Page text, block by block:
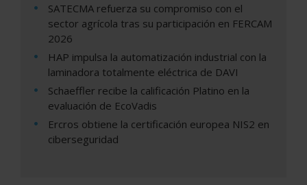
SATECMA refuerza su compromiso con el
sector agrícola tras su participación en FERCAM
2026
HAP impulsa la automatización industrial con la
laminadora totalmente eléctrica de DAVI
Schaeffler recibe la calificación Platino en la
evaluación de EcoVadis
Ercros obtiene la certificación europea NIS2 en
ciberseguridad